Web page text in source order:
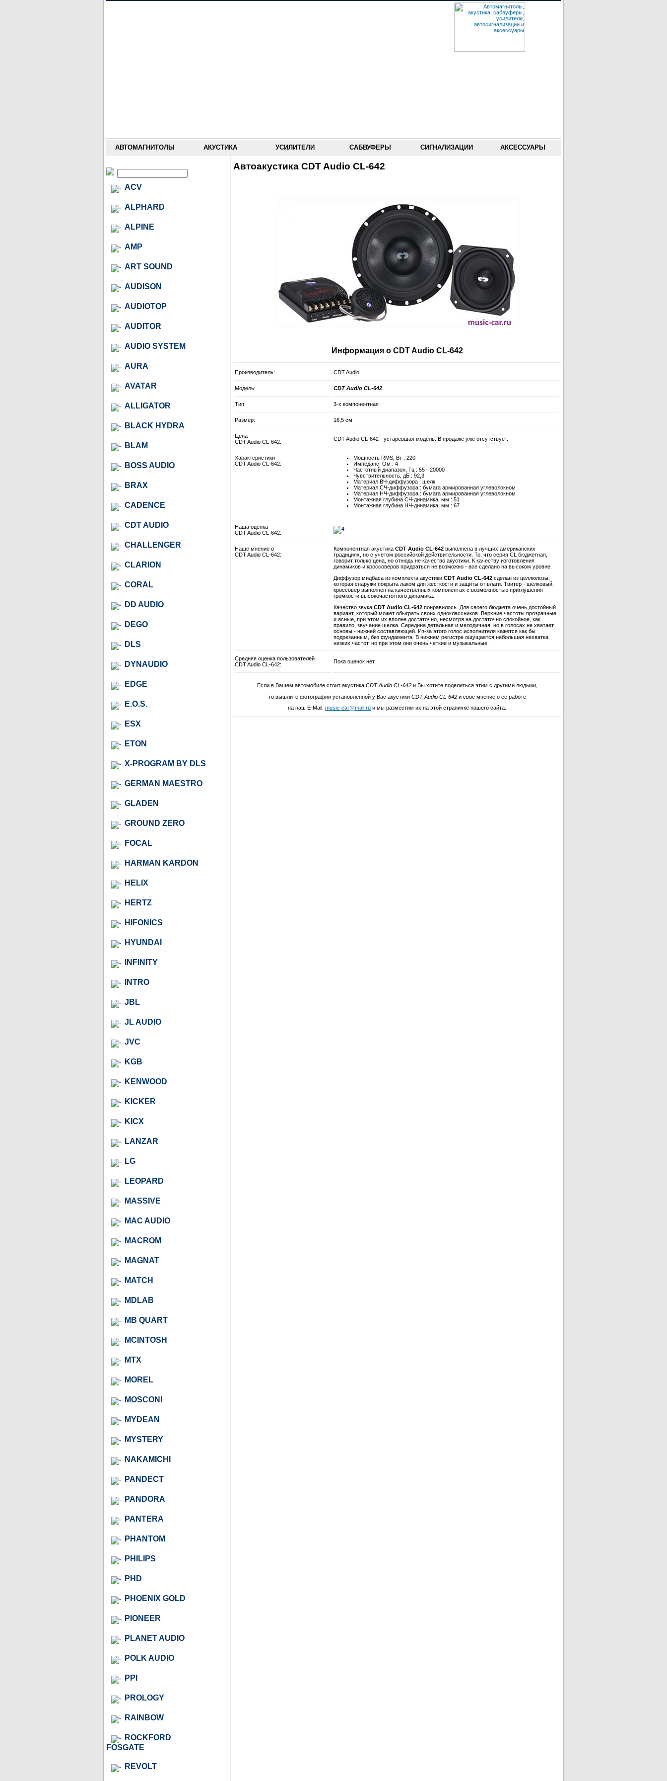
АВТОМАГНИТОЛЫ АКУСТИКА УСИЛИТЕЛИ САБВУФЕРЫ СИГНАЛИЗАЦИИ АКСЕССУАРЫ
ACV
ALPHARD
ALPINE
AMP
ART SOUND
AUDISON
AUDIOTOP
AUDITOR
AUDIO SYSTEM
AURA
AVATAR
ALLIGATOR
BLACK HYDRA
BLAM
BOSS AUDIO
BRAX
CADENCE
CDT AUDIO
CHALLENGER
CLARION
CORAL
DD AUDIO
DEGO
DLS
DYNAUDIO
EDGE
E.O.S.
ESX
ETON
X-PROGRAM BY DLS
GERMAN MAESTRO
GLADEN
GROUND ZERO
FOCAL
HARMAN KARDON
HELIX
HERTZ
HIFONICS
HYUNDAI
INFINITY
INTRO
JBL
JL AUDIO
JVC
KGB
KENWOOD
KICKER
KICX
LANZAR
LG
LEOPARD
MASSIVE
MAC AUDIO
MACROM
MAGNAT
MATCH
MDLAB
MB QUART
MCINTOSH
MTX
MOREL
MOSCONI
MYDEAN
MYSTERY
NAKAMICHI
PANDECT
PANDORA
PANTERA
PHANTOM
PHILIPS
PHD
PHOENIX GOLD
PIONEER
PLANET AUDIO
POLK AUDIO
PPI
PROLOGY
RAINBOW
ROCKFORD
FOSGATE
REVOLT
Автоакустика CDT Audio CL-642
Информация о CDT Audio CL-642
Производитель: CDT Audio
Модель: CDT Audio CL-642
Тип: 3-х компонентная
Размер: 16,5 см
Цена
CDT Audio CL-642:
CDT Audio CL-642 - устаревшая модель. В продаже уже отсутствует.
Характеристики
CDT Audio CL-642:
Мощность RMS, Вт : 220
Импеданс, Ом : 4
Частотный диапазон, Гц : 55 - 20000
Чувствительность, дБ : 92,3
Материал ВЧ-диффузора : шелк
Материал СЧ-диффузора : бумага армированная углеволокном
Материал НЧ-диффузора : бумага армированная углеволокном
Монтажная глубина СЧ-динамика, мм : 51
Монтажная глубина НЧ-динамика, мм : 67
Наша оценка
CDT Audio CL-642:
Наше мнение о
CDT Audio CL-642:
Компонентная акустика CDT Audio CL-642 выполнена в лучших американских
традициях, но с учетом российской действительности. То, что серия CL бюджетная,
говорит только цена, но отнюдь не качество акустики. К качеству изготовления
динамиков и кроссоверов придраться не возможно - все сделано на высоком уровне.
Диффузор мидбаса из комплекта акустики CDT Audio CL-642 сделан из целлюлозы,
которая снаружи покрыта лаком для жесткости и защиты от влаги. Твитер - шелковый,
кроссовер выполнен на качественных компонентах с возможностью приглушения
громкости высокочастотного динамика.
Качество звука CDT Audio CL-642 понравилось. Для своего бюджета очень достойный
вариант, который может обыграть своих одноклассников. Верхние частоты прозрачные
и ясные, при этом их вполне достаточно, несмотря на достаточно спокойное, как
правило, звучание шелка. Середина детальная и мелодичная, но в голосах не хватает
основы - нижней составляющей. Из-за этого голос исполнителя кажется как бы
подрезанным, без фундамента. В нижнем регистре ощущается небольшая нехватка
низких частот, но при этом они очень четкие и музыкальные.
Средняя оценка пользователей
CDT Audio CL-642:
Пока оценок нет
Если в Вашем автомобиле стоит акустика CDT Audio CL-642и Вы хотите поделиться этим с другими людьми,
то вышлите фотографии установленной у Вас акустики CDT Audio CL-642и своё мнение о её работе
на наш E-Mail: music-car@mail.ru и мы разместим их на этой страничке нашего сайта.